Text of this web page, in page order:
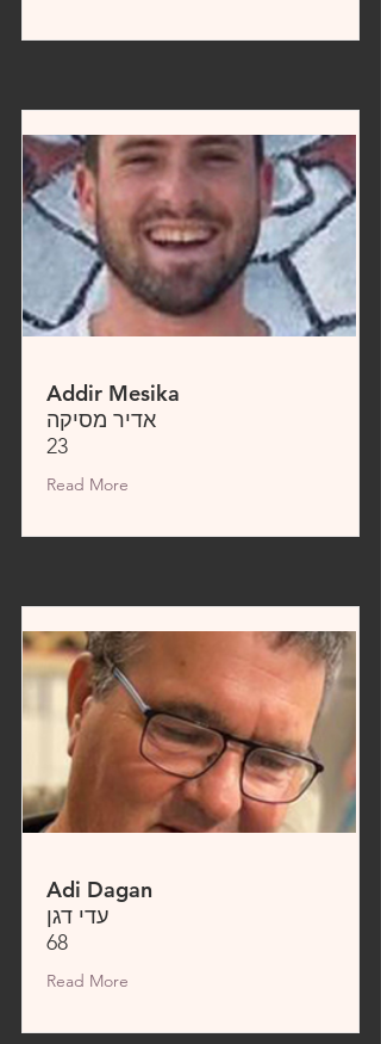
Addir Mesika
אדיר מסיקה
23
Read More
Adi Dagan
עדי דגן
68
Read More